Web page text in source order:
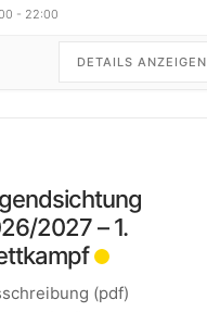
- 22:00
DETAILS ANZEIGEN
2027 – 1.
(pdf)